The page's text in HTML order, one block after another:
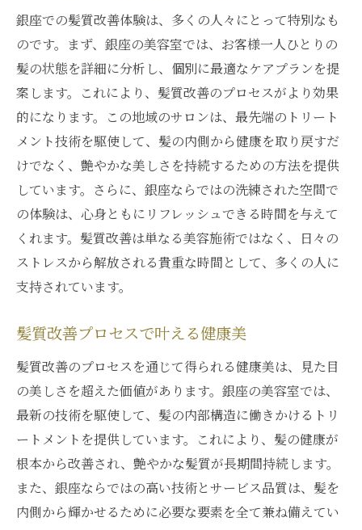
銀座での髪質改善体験は、多くの人々にとって特別なも
のです。まず、銀座の美容室では、お客様一人ひとりの
髪の状態を詳細に分析し、個別に最適なケアプランを提
案します。これにより、髪質改善のプロセスがより効果
的になります。この地域のサロンは、最先端のトリート
メント技術を駆使して、髪の内側から健康を取り戻すだ
けでなく、艶やかな美しさを持続するための方法を提供
しています。さらに、銀座ならではの洗練された空間で
の体験は、心身ともにリフレッシュできる時間を与えて
くれます。髪質改善は単なる美容施術ではなく、日々の
ストレスから解放される貴重な時間として、多くの人に
支持されています。
髪質改善プロセスで叶える健康美
髪質改善のプロセスを通じて得られる健康美は、見た目
の美しさを超えた価値があります。銀座の美容室では、
最新の技術を駆使して、髪の内部構造に働きかけるトリ
ートメントを提供しています。これにより、髪の健康が
根本から改善され、艶やかな髪質が長期間持続します。
また、銀座ならではの高い技術とサービス品質は、髪を
内側から輝かせるために必要な要素を全て兼ね備えてい